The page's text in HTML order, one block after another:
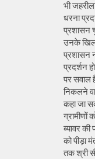
भी
धरना
प्रशासन
उनके
प्रशासन
प्रदर्शन
पर सवाल
निकलने
कहा जा
ग्रामीणों
ब्यावर की
को पीड़ा
तक श्री